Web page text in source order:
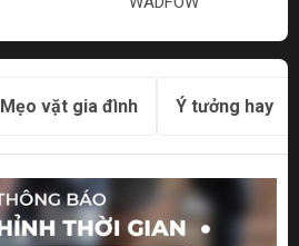
Mẹo vặt gia đình Ý tưởng hay